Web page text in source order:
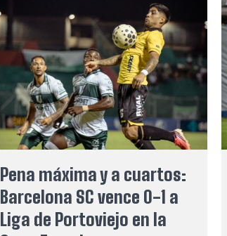
Pena máxima y a cuartos:
Barcelona SC vence 0-1 a
Liga de Portoviejo en la